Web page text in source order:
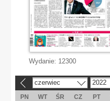
Wydanie: 12300
czerwiec 2022
PN WT ŚR CZ PT